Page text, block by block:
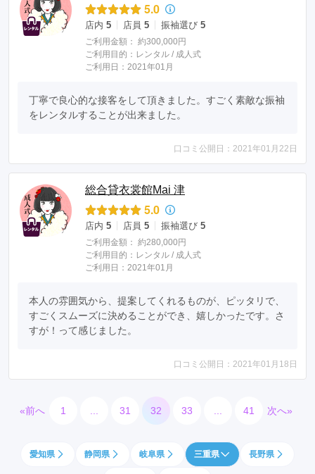
5.0
店内 5 店員 5 振袖選び 5
ご利用金額： 約300,000円
ご利用目的： レンタル / 成人式
ご利用日：2021年01月
丁寧で良心的な接客をして頂きました。すごく素敵な振袖
をレンタルすることが出来ました。
口コミ公開日：2021年01月22日
総合貸衣裳館Mai 津
5.0
店内 5 店員 5 振袖選び 5
ご利用金額： 約280,000円
ご利用目的： レンタル / 成人式
ご利用日：2021年01月
本人の雰囲気から、提案してくれるものが、ピッタリで、
すごくスムーズに決めることができ、嬉しかったです。さ
すが！って感じました。
口コミ公開日：2021年01月18日
«前へ 1 31 32 33 41 次へ»
愛知県 静岡県 岐阜県 三重県 長野県